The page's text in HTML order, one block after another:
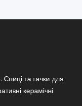
та гачки для
керамічні